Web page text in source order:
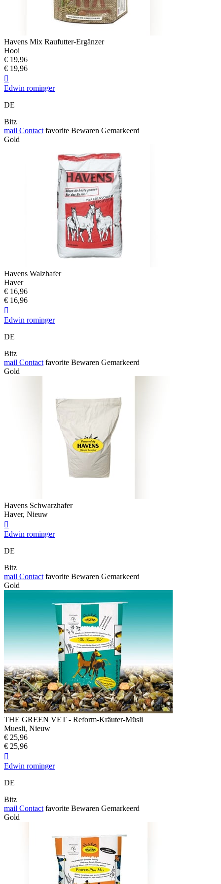
Havens Mix Raufutter-Ergänzer
Hooi
€ 19,96
€ 19,96

Edwin rominger
DE
Bitz
mail Contact favorite Bewaren Gemarkeerd
Gold
Havens Walzhafer
Haver
€ 16,96
€ 16,96

Edwin rominger
DE
Bitz
mail Contact favorite Bewaren Gemarkeerd
Gold
Havens Schwarzhafer
Haver, Nieuw

Edwin rominger
DE
Bitz
mail Contact favorite Bewaren Gemarkeerd
Gold
THE GREEN VET - Reform-Kräuter-Müsli
Muesli, Nieuw
€ 25,96
€ 25,96

Edwin rominger
DE
Bitz
mail Contact favorite Bewaren Gemarkeerd
Gold